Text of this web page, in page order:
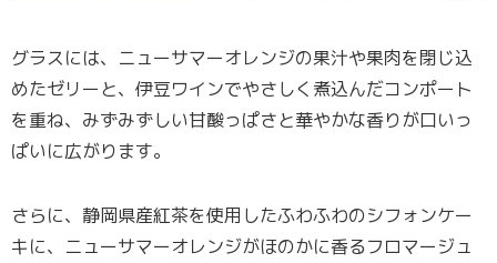
グラスには、ニューサマーオレンジの果汁や果肉を閉じ込
めたゼリーと、伊豆ワインでやさしく煮込んだコンポート
を重ね、みずみずしい甘酸っぱさと華やかな香りが口いっ
ぱいに広がります。
さらに、静岡県産紅茶を使用したふわふわのシフォンケー
キに、ニューサマーオレンジがほのかに香るフロマージュ